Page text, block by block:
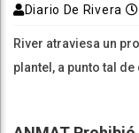
Diario De Rivera
River atraviesa un
plantel, a punto tal de